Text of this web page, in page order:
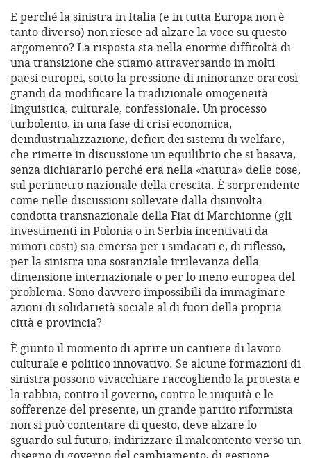
E perché la sinistra in Italia (e in tutta Europa non è
tanto diverso) non riesce ad alzare la voce su questo
argomento? La risposta sta nella enorme difficoltà di
una transizione che stiamo attraversando in molti
paesi europei, sotto la pressione di minoranze ora così
grandi da modificare la tradizionale omogeneità
linguistica, culturale, confessionale. Un processo
turbolento, in una fase di crisi economica,
deindustrializzazione, deficit dei sistemi di welfare,
che rimette in discussione un equilibrio che si basava,
senza dichiararlo perché era nella «natura» delle cose,
sul perimetro nazionale della crescita. È sorprendente
come nelle discussioni sollevate dalla disinvolta
condotta transnazionale della Fiat di Marchionne (gli
investimenti in Polonia o in Serbia incentivati da
minori costi) sia emersa per i sindacati e, di riflesso,
per la sinistra una sostanziale irrilevanza della
dimensione internazionale o per lo meno europea del
problema. Sono davvero impossibili da immaginare
azioni di solidarietà sociale al di fuori della propria
città e provincia?
È giunto il momento di aprire un cantiere di lavoro
culturale e politico innovativo. Se alcune formazioni di
sinistra possono vivacchiare raccogliendo la protesta e
la rabbia, contro il governo, contro le iniquità e le
sofferenze del presente, un grande partito riformista
non si può contentare di questo, deve alzare lo
sguardo sul futuro, indirizzare il malcontento verso un